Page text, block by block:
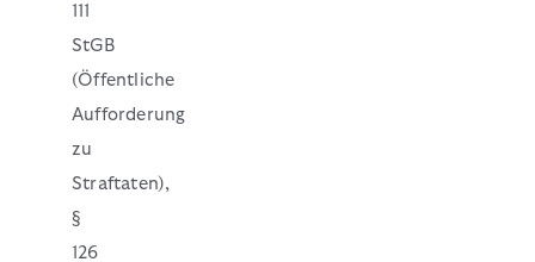
111
StGB
(Öffentliche
Aufforderung
zu
Straftaten),
§
126